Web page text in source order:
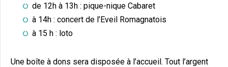
de 12h à 13h : pique-nique Cabaret
à 14h : concert de l’Eveil Romagnatois
à 15 h : loto
Une boîte à dons sera disposée à l’accueil. Tout l’argent